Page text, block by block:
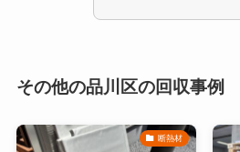
その他の品川区の回収事例
断熱材